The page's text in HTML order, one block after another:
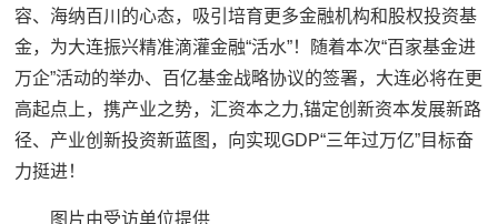
容、海纳百川的心态，吸引培育更多金融机构和股权投资基
金，为大连振兴精准滴灌金融“活水”！随着本次“百家基金进
万企”活动的举办、百亿基金战略协议的签署，大连必将在更
高起点上，携产业之势，汇资本之力,锚定创新资本发展新路
径、产业创新投资新蓝图，向实现GDP“三年过万亿”目标奋
力挺进！
图片由受访单位提供